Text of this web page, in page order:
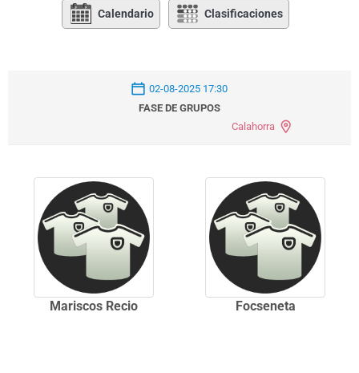
Calendario Clasificaciones
02-08-2025 17:30
FASE DE GRUPOS
Calahorra
Mariscos Recio Focseneta